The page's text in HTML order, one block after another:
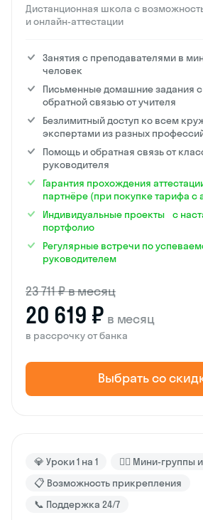
Дистанционная школа с
и онлайн-аттестации
Занятия с преподавателями в
человек
Письменные домашние задания
обратной связью от учителя
Безлимитный доступ ко всем
экспертами из разных
Помощь и обратная связь от
руководителя
Гарантия прохождения
партнёре (при покупке тарифа с
Индивидуальные проекты с
портфолио
Регулярные встречи по
руководителем
23 711 ₽ в месяц
20 619 ₽ в месяц
в рассрочку от банка
Выбрать со
💎 Уроки 1 на 1
🙋‍♂️ Мини-группы
📋 Возможность прикрепления
📞 Поддержка 24/7